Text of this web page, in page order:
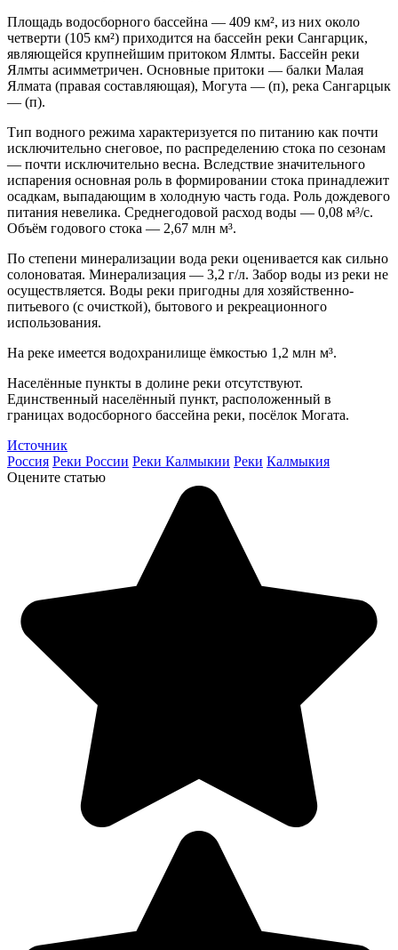
Площадь водосборного бассейна — 409 км², из них около
четверти (105 км²) приходится на бассейн реки Сангарцик,
являющейся крупнейшим притоком Ялмты. Бассейн реки
Ялмты асимметричен. Основные притоки — балки Малая
Ялмата (правая составляющая), Могута — (п), река Сангарцык
— (п).
Тип водного режима характеризуется по питанию как почти
исключительно снеговое, по распределению стока по сезонам
— почти исключительно весна. Вследствие значительного
испарения основная роль в формировании стока принадлежит
осадкам, выпадающим в холодную часть года. Роль дождевого
питания невелика. Среднегодовой расход воды — 0,08 м³/с.
Объём годового стока — 2,67 млн м³.
По степени минерализации вода реки оценивается как сильно
солоноватая. Минерализация — 3,2 г/л. Забор воды из реки не
осуществляется. Воды реки пригодны для хозяйственно-
питьевого (с очисткой), бытового и рекреационного
использования.
На реке имеется водохранилище ёмкостью 1,2 млн м³.
Населённые пункты в долине реки отсутствуют.
Единственный населённый пункт, расположенный в
границах водосборного бассейна реки, посёлок Могата.
Источник
Россия Реки России Реки Калмыкии Реки Калмыкия
Оцените статью